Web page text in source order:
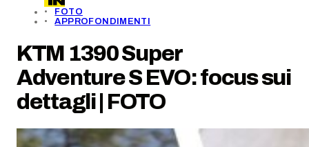
FOTO
APPROFONDIMENTI
KTM 1390 Super
Adventure S EVO: focus sui
dettagli | FOTO